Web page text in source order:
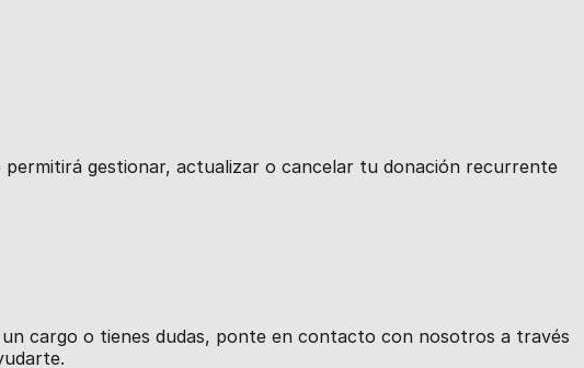
gestionar, actualizar o cancelar tu donación recurrente
cargo o tienes dudas, ponte en contacto con nosotros a través